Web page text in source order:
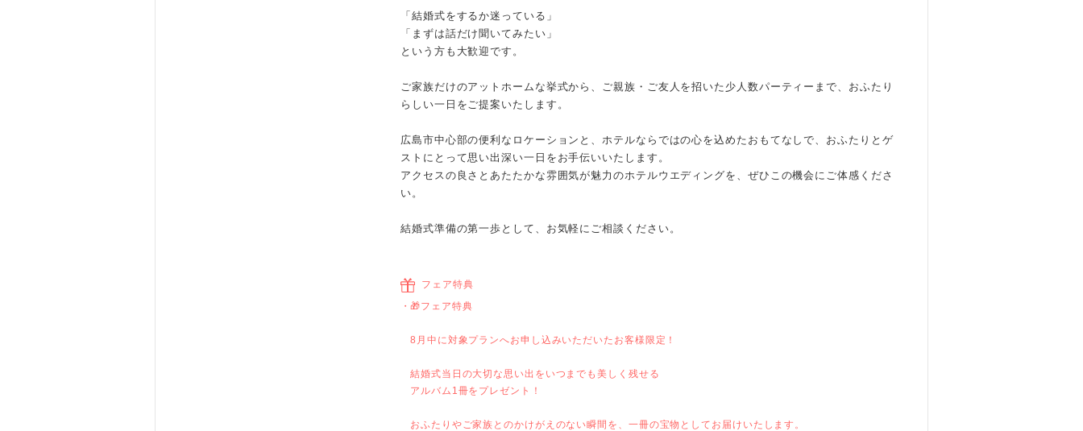
「結婚式をするか迷っている」
「まずは話だけ聞いてみたい」
という方も大歓迎です。
ご家族だけのアットホームな挙式から、ご親族・ご友人を招いた少人数パーティーまで、おふたり
らしい一日をご提案いたします。
広島市中心部の便利なロケーションと、ホテルならではの心を込めたおもてなしで、おふたりとゲ
ストにとって思い出深い一日をお手伝いいたします。
アクセスの良さとあたたかな雰囲気が魅力のホテルウエディングを、ぜひこの機会にご体感くださ
い。
結婚式準備の第一歩として、お気軽にご相談ください。
フェア特典
🎁フェア特典
8月中に対象プランへお申し込みいただいたお客様限定！
結婚式当日の大切な思い出をいつまでも美しく残せる
アルバム1冊をプレゼント！
おふたりやご家族とのかけがえのない瞬間を、一冊の宝物としてお届けいたします。